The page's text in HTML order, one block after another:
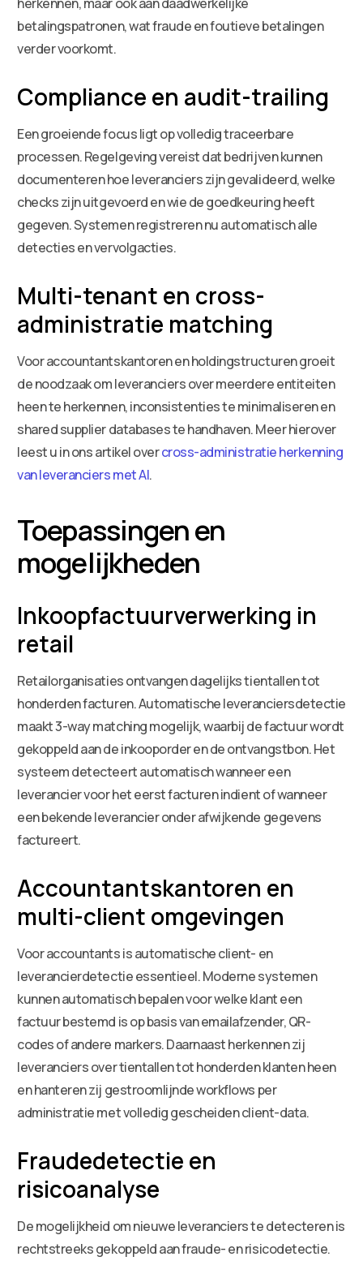
betalingspatronen, wat fraude en foutieve betalingen
verder voorkomt.
Compliance en audit-trailing
Een groeiende focus ligt op volledig traceerbare
processen. Regelgeving vereist dat bedrijven kunnen
documenteren hoe leveranciers zijn gevalideerd, welke
checks zijn uitgevoerd en wie de goedkeuring heeft
gegeven. Systemen registreren nu automatisch alle
detecties en vervolgacties.
Multi-tenant en cross-
administratie matching
Voor accountantskantoren en holdingstructuren groeit
de noodzaak om leveranciers over meerdere entiteiten
heen te herkennen, inconsistenties te minimaliseren en
shared supplier databases te handhaven. Meer hierover
leest u in ons artikel overcross-administratie herkenning
van leveranciers met AI.
Toepassingen en
mogelijkheden
Inkoopfactuurverwerking in
retail
Retailorganisaties ontvangen dagelijks tientallen tot
honderden facturen. Automatische leveranciersdetectie
maakt 3-way matching mogelijk, waarbij de factuur wordt
gekoppeld aan de inkooporder en de ontvangstbon. Het
systeem detecteert automatisch wanneer een
leverancier voor het eerst facturen indient of wanneer
een bekende leverancier onder afwijkende gegevens
factureert.
Accountantskantoren en
multi-client omgevingen
Voor accountants is automatische client- en
leverancierdetectie essentieel. Moderne systemen
kunnen automatisch bepalen voor welke klant een
factuur bestemd is op basis van emailafzender, QR-
codes of andere markers. Daarnaast herkennen zij
leveranciers over tientallen tot honderden klanten heen
en hanteren zij gestroomlijnde workflows per
administratie met volledig gescheiden client-data.
Fraudedetectie en
risicoanalyse
De mogelijkheid om nieuwe leveranciers te detecteren is
rechtstreeks gekoppeld aan fraude- en risicodetectie.